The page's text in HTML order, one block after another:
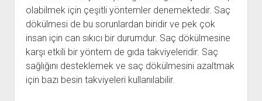
olabilmek için çeşitli yöntemler denemektedir. Saç
dökülmesi de bu sorunlardan biridir ve pek çok
insan için can sıkıcı bir durumdur. Saç dökülmesine
karşı etkili bir yöntem de gıda takviyeleridir. Saç
sağlığını desteklemek ve saç dökülmesini azaltmak
için bazı besin takviyeleri kullanılabilir.